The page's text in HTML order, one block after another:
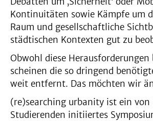
Kontinuitäten sowie Kämpfe um
Raum und gesellschaftliche
städtischen Kontexten gut zu
Obwohl diese
scheinen die so dringend
weit entfernt. Das möchten wir
(re)searching urbanity ist ein von
Studierenden initiiertes